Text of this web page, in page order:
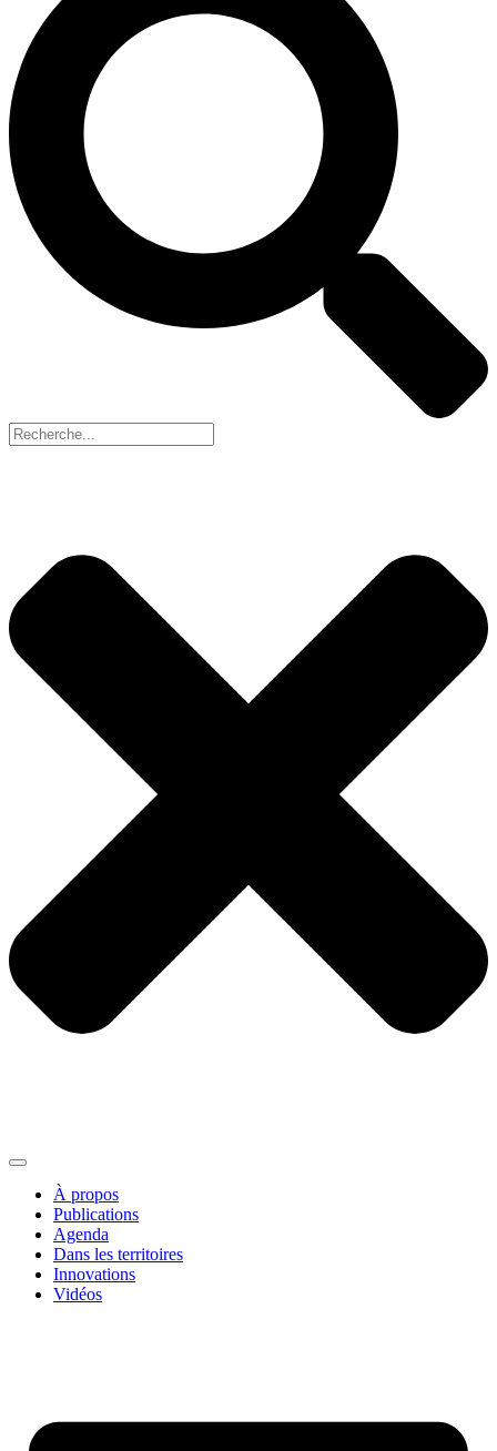
À propos
Publications
Agenda
Dans les territoires
Innovations
Vidéos